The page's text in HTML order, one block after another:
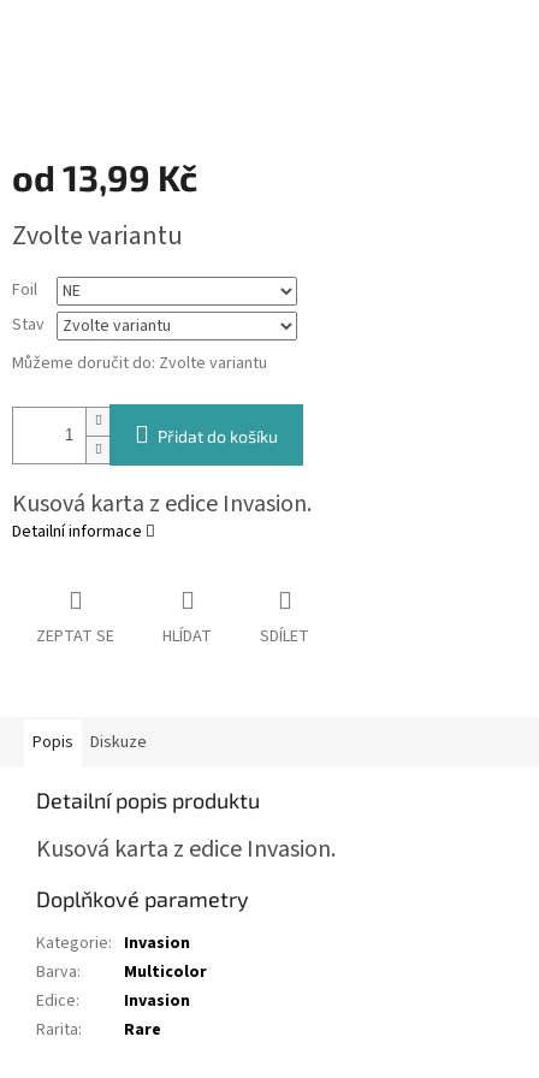
od 13,99 Kč
cena:
Zvolte variantu
Foil
Stav
Můžeme doručit do: Zvolte variantu
Přidat do košíku
Kusová karta z edice Invasion.
Detailní informace
ZEPTAT SE HLÍDAT SDÍLET
Popis Diskuze
Detailní popis produktu
Kusová karta z edice Invasion.
Doplňkové parametry
Kategorie: Invasion
Barva:
Multicolor
Edice:
Invasion
Rarita: Rare